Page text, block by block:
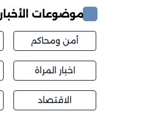
موضوعات الأخبار
أمن ومحاكم
اخبار المراة
الاقتصاد